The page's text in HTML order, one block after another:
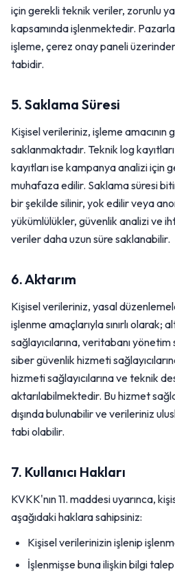
için gerekli teknik veriler, zorunlu
kapsamında işlenmektedir.
işleme, çerez onay paneli üzerinden
tabidir.
5. Saklama Süresi
Kişisel verileriniz, işleme
saklanmaktadır. Teknik log
kayıtları ise kampanya analizi için
muhafaza edilir. Saklama süresi
bir şekilde silinir, yok edilir veya
yükümlülükler, güvenlik analizi ve
veriler daha uzun süre saklanabilir.
6. Aktarım
Kişisel verileriniz, yasal
işlenme amaçlarıyla sınırlı olarak;
sağlayıcılarına, veritabanı yönetim
siber güvenlik hizmeti
hizmeti sağlayıcılarına ve teknik
aktarılabilmektedir. Bu hizmet
dışında bulunabilir ve verileriniz
tabi olabilir.
7. Kullanıcı Hakları
KVKK'nın 11. maddesi uyarınca,
aşağıdaki haklara sahipsiniz:
Kişisel verilerinizin işlenip
İşlenmişse buna ilişkin bilgi